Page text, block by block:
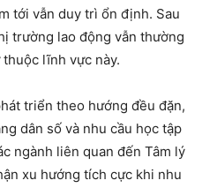
tới vẫn duy trì ổn định. Sau
trường lao động vẫn thường
lĩnh vực này.
triển theo hướng đều đặn,
dân số và nhu cầu học tập
ngành liên quan đến Tâm lý
xu hướng tích cực khi nhu